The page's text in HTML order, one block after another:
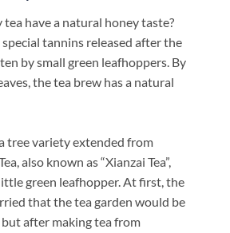
have a natural honey taste?
tannins released after the
by small green leafhoppers. By
the tea brew has a natural
tree variety extended from
also known as “Xianzai Tea”,
green leafhopper. At first, the
that the tea garden would be
but after making tea from